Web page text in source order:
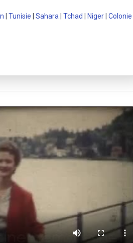
Tunisie Sahara Tchad Niger Colonie